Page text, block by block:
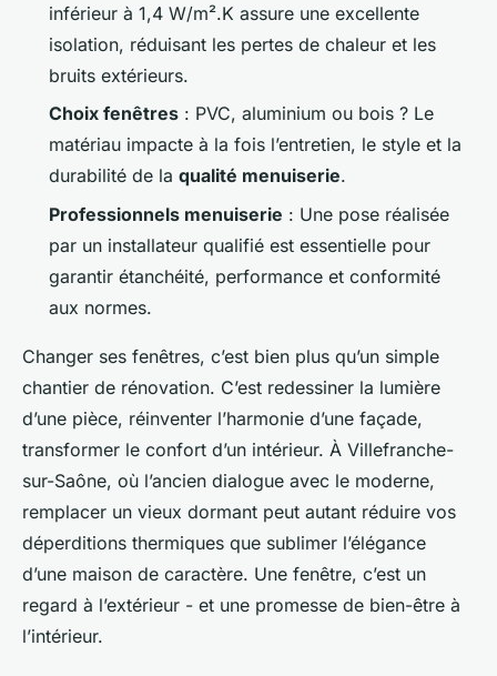
inférieur à 1,4 W/m².K assure une excellente
isolation, réduisant les pertes de chaleur et les
bruits extérieurs.
Choix fenêtres : PVC, aluminium ou bois ? Le
matériau impacte à la fois l’entretien, le style et la
durabilité de la qualité menuiserie.
Professionnels menuiserie : Une pose réalisée
par un installateur qualifié est essentielle pour
garantir étanchéité, performance et conformité
aux normes.
Changer ses fenêtres, c’est bien plus qu’un simple
chantier de rénovation. C’est redessiner la lumière
d’une pièce, réinventer l’harmonie d’une façade,
transformer le confort d’un intérieur. À Villefranche-
sur-Saône, où l’ancien dialogue avec le moderne,
remplacer un vieux dormant peut autant réduire vos
déperditions thermiques que sublimer l’élégance
d’une maison de caractère. Une fenêtre, c’est un
regard à l’extérieur - et une promesse de bien-être à
l’intérieur.